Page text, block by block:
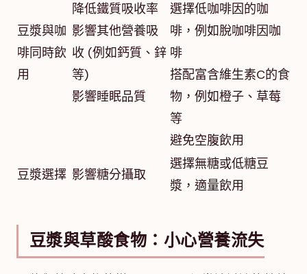
豆漿與咖
啡同時飲
用
降低鐵質吸收率
影響其他營養吸
收 (例如鈣質、鋅
等)
影響睡眠品質
選擇低咖啡因的咖
啡，例如脫咖啡因咖
啡
搭配富含維生素C的食
物，例如橙子、草莓
等
避免空腹飲用
豆漿選擇 影響糖分攝取
選擇無糖或低糖豆
漿，適量飲用
豆漿與草酸食物：小心營養流失